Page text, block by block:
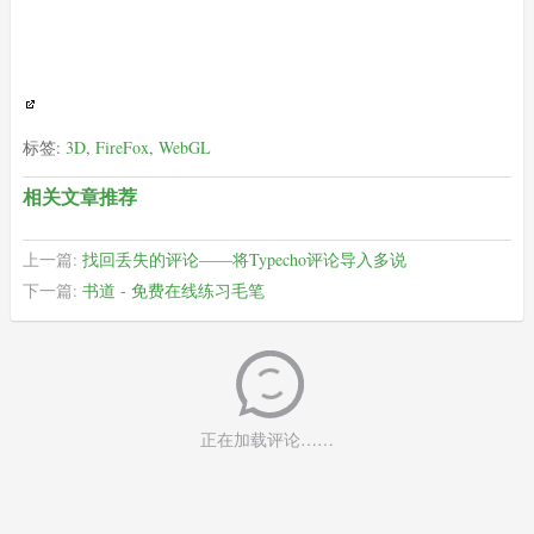
标签: 3D, FireFox, WebGL
相关文章推荐
上一篇: 找回丢失的评论——将Typecho评论导入多说
下一篇: 书道 - 免费在线练习毛笔